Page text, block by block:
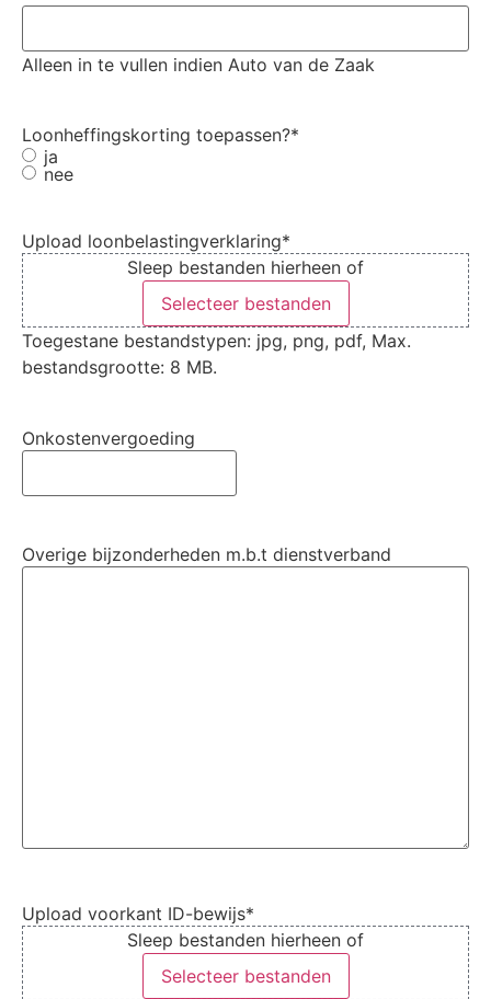
Alleen in te vullen indien Auto van de Zaak
Loonheffingskorting toepassen?*
ja
nee
Upload loonbelastingverklaring*
Sleep bestanden hierheen of
Selecteer bestanden
Toegestane bestandstypen: jpg, png, pdf, Max.
bestandsgrootte: 8 MB.
Onkostenvergoeding
Overige bijzonderheden m.b.t dienstverband
Upload voorkant ID-bewijs*
Sleep bestanden hierheen of
Selecteer bestanden